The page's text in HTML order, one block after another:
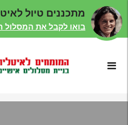
מתכננים טיול
בואו לקבל את המסלול